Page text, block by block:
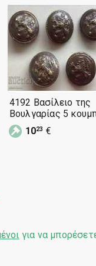
4192 Βασίλειο της
Βουλγαρίας 5
καμουφλάζ Boris III
1023 €
για να